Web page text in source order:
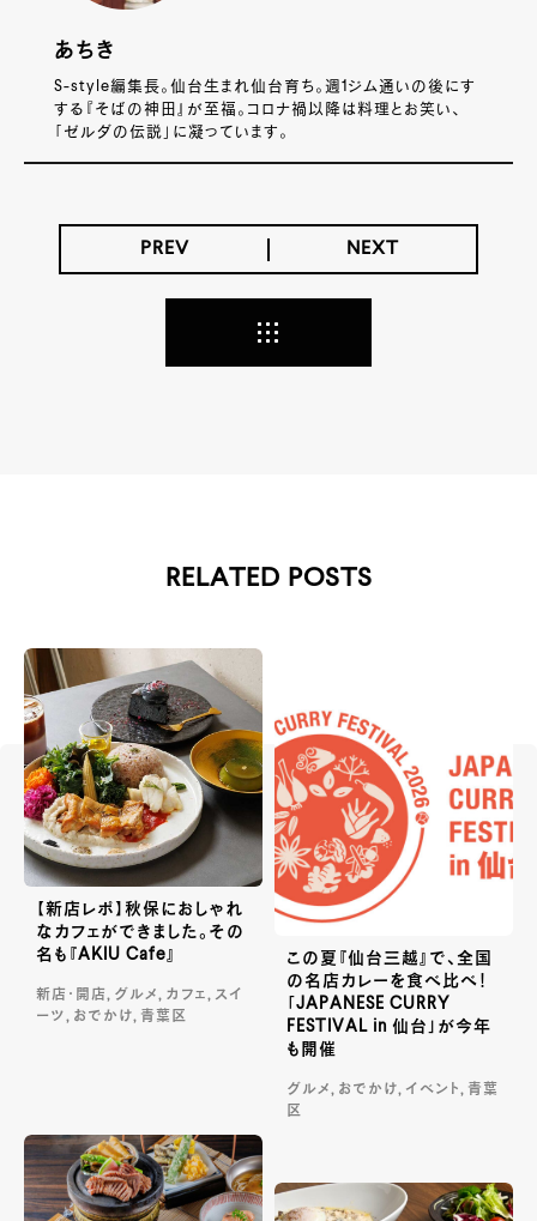
あちき
S-style編集長。仙台生まれ仙台育ち。週1ジム通いの後にす
する『そばの神田』が至福。コロナ禍以降は料理とお笑い、
「ゼルダの伝説」に凝っています。
PREV NEXT
RELATED POSTS
【新店レポ】秋保におしゃれ
なカフェができました。その
名も『AKIU Cafe』
新店・開店, グルメ, カフェ, スイ
ーツ, おでかけ, 青葉区
この夏『仙台三越』で、全国
の名店カレーを食べ比べ！
「JAPANESE CURRY
FESTIVAL in 仙台」が今年
も開催
グルメ, おでかけ, イベント, 青葉
区